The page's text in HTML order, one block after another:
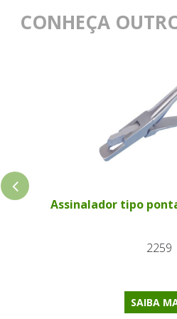
CONHEÇA
Assinalador tipo
2259
SAIBA